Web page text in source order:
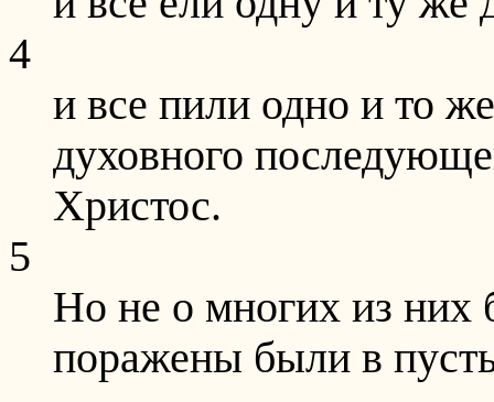
4
и все пили одно и то
духовного
Христос.
5
Но не о многих из них
поражены были в